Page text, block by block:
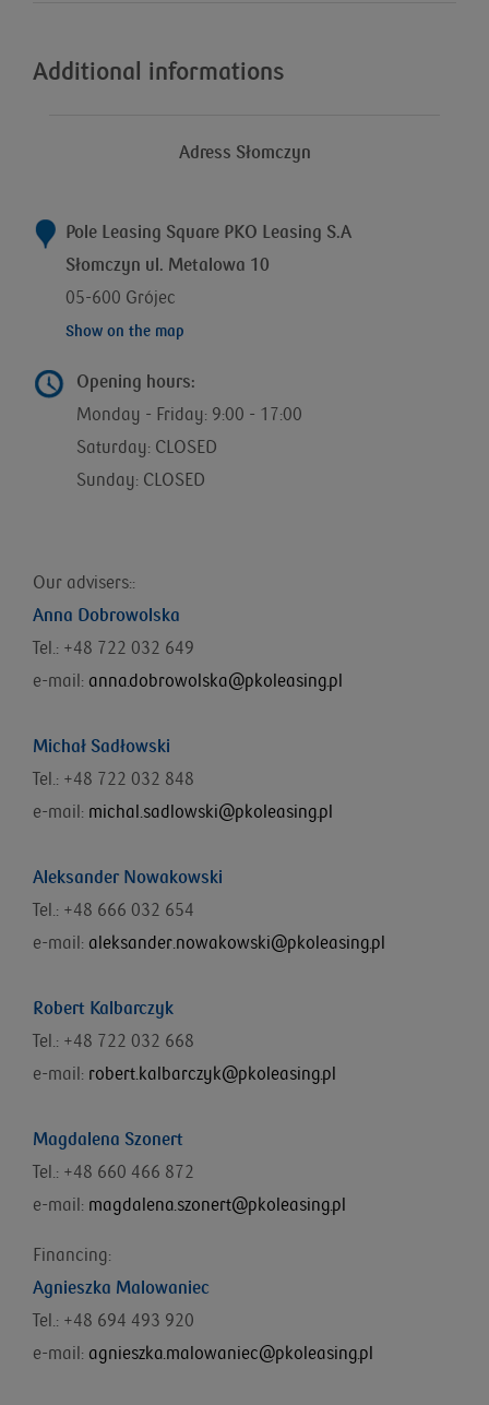
Additional informations
Adress Słomczyn
Pole Leasing Square PKO Leasing S.A
Słomczyn ul. Metalowa 10
05-600 Grójec
Show on the map
Opening hours:
Monday - Friday: 9:00 - 17:00
Saturday: CLOSED
Sunday: CLOSED
Our advisers::
Anna Dobrowolska
Tel.: +48 722 032 649
e-mail: anna.dobrowolska@pkoleasing.pl
Michał Sadłowski
Tel.: +48 722 032 848
e-mail: michal.sadlowski@pkoleasing.pl
Aleksander Nowakowski
Tel.: +48 666 032 654
e-mail: aleksander.nowakowski@pkoleasing.pl
Robert Kalbarczyk
Tel.: +48 722 032 668
e-mail: robert.kalbarczyk@pkoleasing.pl
Magdalena Szonert
Tel.: +48 660 466 872
e-mail: magdalena.szonert@pkoleasing.pl
Financing:
Agnieszka Malowaniec
Tel.: +48 694 493 920
e-mail: agnieszka.malowaniec@pkoleasing.pl